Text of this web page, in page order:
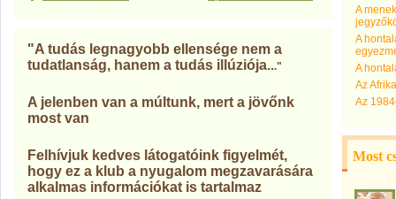
"A tudás legnagyobb ellensége nem a
tudatlanság, hanem a tudás illúziója..."
A jelenben van a múltunk, mert a jövőnk
most van
Felhívjuk kedves látogatóink figyelmét,
hogy ez a klub a nyugalom megzavarására
alkalmas információkat is tartalmaz
A
A
A
Az
Az
Most